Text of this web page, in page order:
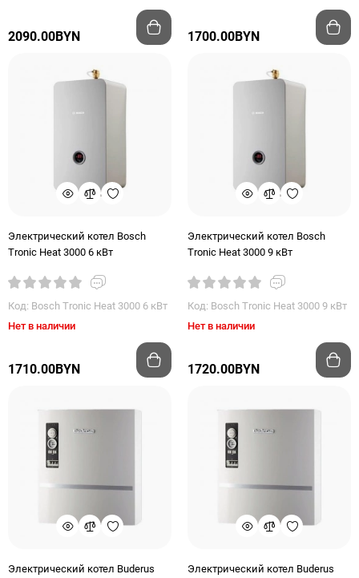
2090.00BYN 1700.00BYN
Электрический котел Bosch
Tronic Heat 3000 6 кВт
Код: Bosch Tronic Heat 3000 6 кВт
Нет в наличии
1710.00BYN
Электрический котел Bosch
Tronic Heat 3000 9 кВт
Код: Bosch Tronic Heat 3000 9 кВт
Нет в наличии
1720.00BYN
Электрический котел Buderus
Электрический котел Buderus